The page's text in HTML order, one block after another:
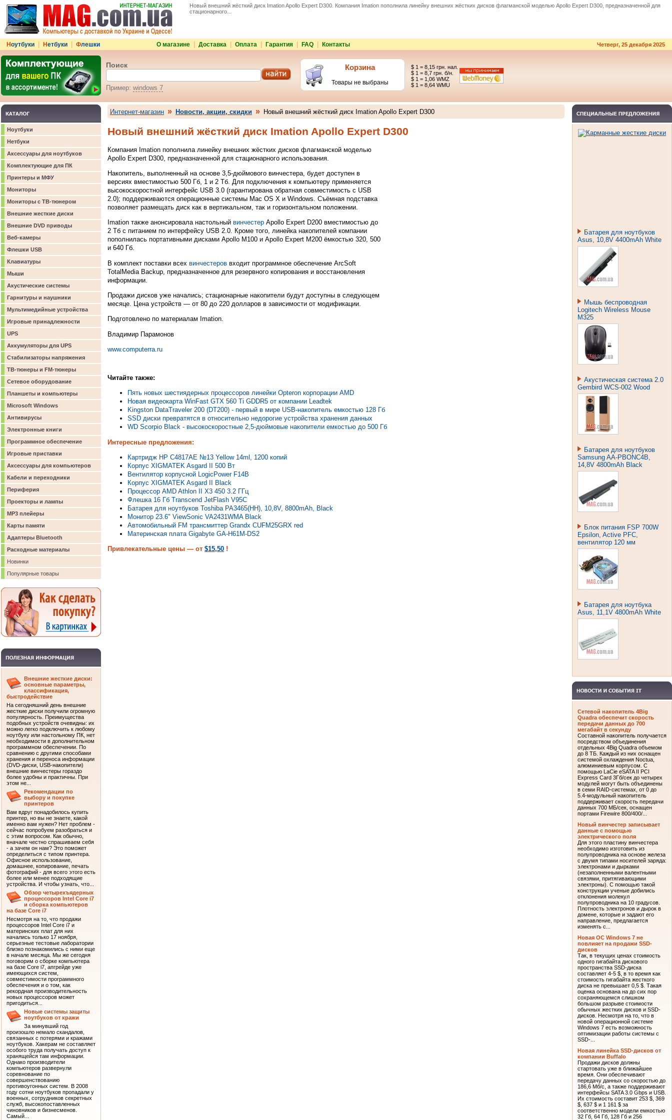
Новый внешний жёсткий диск Imation Apollo Expert D300. Компания Imation пополнила линейку внешних жёстких дисков флагманской моделью Apollo Expert D300, предназначенной для
стационарного...
Н оутбуки Н етбуки Флешки О магазине Доставка Оплата Гарантия FAQ Контакты Четверг, 25 декабря 2025
Поиск
Пример: windows 7
Корзина
Товары не выбраны
$ 1 = 8,15 грн. нал.
$ 1 = 8,7 грн. б/н.
$ 1 = 1,06 WMZ
$ 1 = 8,64 WMU
Интернет-магазин » Новости, акции, скидки » Новый внешний жёсткий диск Imation Apollo Expert D300
Новый внешний жёсткий диск Imation Apollo Expert D300
Компания Imation пополнила линейку внешних жёстких дисков флагманской моделью
Apollo Expert D300, предназначенной для стационарного использования.
Накопитель, выполненный на основе 3,5-дюймового винчестера, будет доступен в
версиях вместимостью 500 Гб, 1 и 2 Тб. Для подключения к компьютеру применяется
высокоскоростной интерфейс USB 3.0 (гарантирована обратная совместимость с USB
2.0); поддерживаются операционные системы Mac OS X и Windows. Съёмная подставка
позволяет размещать диск как в вертикальном, так и горизонтальном положении.
Imation также анонсировала настольный винчестер Apollo Expert D200 вместимостью до
2 Тб с питанием по интерфейсу USB 2.0. Кроме того, линейка накопителей компании
пополнилась портативными дисками Apollo M100 и Apollo Expert M200 ёмкостью 320, 500
и 640 Гб.
В комплект поставки всех винчестеров входит программное обеспечение ArcSoft
TotalMedia Backup, предназначенное для резервного копирования и восстановления
информации.
Продажи дисков уже начались; стационарные накопители будут доступны в следующем
месяце. Цена устройств — от 80 до 220 долларов в зависимости от модификации.
Подготовлено по материалам Imation.
Владимир Парамонов
www.computerra.ru
Читайте также:
Пять новых шестиядерных процессоров линейки Opteron корпорации AMD
Новая видеокарта WinFast GTX 560 Ti GDDR5 от компании Leadtek
Kingston DataTraveler 200 (DT200) - первый в мире USB-накопитель емкостью 128 Гб
SSD диски превратятся в относительно недорогие устройства хранения данных
WD Scorpio Black - высокоскоростные 2,5-дюймовые накопители емкостью до 500 Гб
Интересные предложения:
Картридж HP C4817AE №13 Yellow 14ml, 1200 копий
Корпус XIGMATEK Asgard II 500 Вт
Вентилятор корпусной LogicPower F14B
Корпус XIGMATEK Asgard II Black
Процессор AMD Athlon II X3 450 3.2 ГГц
Флешка 16 Гб Transcend JetFlash V95C
Батарея для ноутбуков Toshiba PA3465(HH), 10,8V, 8800mAh, Black
Монитор 23.6" ViewSonic VA2431WMA Black
Автомобильный FM трансмиттер Grandx CUFM25GRX red
Материнская плата Gigabyte GA-H61M-DS2
Привлекательные цены — от $15,50 !
Ноутбуки
Нетбуки
Аксессуары для ноутбуков
Комплектующие для ПК
Принтеры и МФУ
Мониторы
Мониторы с ТВ-тюнером
Внешние жесткие диски
Внешние DVD приводы
Веб-камеры
Флешки USB
Клавиатуры
Мыши
Акустические системы
Гарнитуры и наушники
Мультимедийные устройства
Игровые принадлежности
UPS
Аккумуляторы для UPS
Стабилизаторы напряжения
ТВ-тюнеры и FM-тюнеры
Сетевое оборудование
Планшеты и компьютеры
Microsoft Windows
Антивирусы
Электронные книги
Программное обеспечение
Игровые приставки
Аксессуары для компьютеров
Кабели и переходники
Периферия
Проекторы и лампы
MP3 плейеры
Карты памяти
Адаптеры Bluetooth
Расходные материалы
Новинки
Популярные товары
Внешние жесткие диски:
основные параметры,
классификация,
быстродействие
На сегодняшний день внешние
жесткие диски получили огромную
популярность. Преимущества
подобных устройств очевидны: их
можно легко подключить к любому
ноутбуку или настольному ПК, нет
необходимости в дополнительном
программном обеспечении. По
сравнению с другими способами
хранения и переноса информации
(DVD-диски, USB-накопители)
внешние винчестеры гораздо
более удобны и практичны. При
этом не...
Рекомендации по
выбору и покупке
принтеров
Вам вдруг понадобилось купить
принтер, но вы не знаете, какой
именно вам нужен? Нет проблем -
сейчас попробуем разобраться и
с этим вопросом. Как обычно,
вначале честно спрашиваем себя
- а зачем он нам? Это поможет
определиться с типом принтера.
Офисное использование,
домашнее, копирование, печать
фотографий - для всего этого есть
более или менее подходящие
устройства. И чтобы узнать, что...
Обзор четырехъядерных
процессоров Intel Core i7
и сборка компьютеров
на базе Core i7
Несмотря на то, что продажи
процессоров Intel Core i7 и
материнских плат для них
начались только 17 ноября,
серьезные тестовые лаборатории
близко познакомились с ними еще
в начале месяца. Мы же сегодня
поговорим о сборке компьютера
на базе Core i7, апгрейде уже
имеющихся систем,
совместимости программного
обеспечения и о том, как
рекордная производительность
новых процессоров может
пригодиться...
Новые системы защиты
ноутбуков от кражи
За минувший год
произошло немало скандалов,
связанных с потерями и кражами
ноутбуков. Хакерам не составляет
особого труда получать доступ к
хранящейся там информации.
Однако производители
компьютеров развернули
соревнование по
совершенствованию
противоугонных систем. В 2008
году сотни ноутбуков пропадали у
военных, сотрудников секретных
служб, высокопоставленных
чиновников и бизнесменов.
Самый...
Батарея для ноутбуков
Asus, 10,8V 4400mAh White
Мышь беспроводная
Logitech Wireless Mouse
M325
Акустическая система 2.0
Gembird WCS-002 Wood
Батарея для ноутбуков
Samsung AA-PBONC4B,
14,8V 4800mAh Black
Блок питания FSP 700W
Epsilon, Active PFC,
вентилятор 120 мм
Батарея для ноутбука
Asus, 11,1V 4800mAh White
Сетевой накопитель 4Big
Quadra обеспечит скорость
передачи данных до 700
мегабайт в секунду
Составной накопитель получается
посредством объединения
отдельных 4Big Quadra объемом
до 8 ТБ. Каждый из них оснащен
системой охлаждения Noctua,
алюминиевым корпусом. С
помощью LaCie eSATA II PCI
Express Card 3Гб/сек до четырех
модулей могут быть объединены
в семи RAID-системах, от 0 до
5.4-модульный накопитель
поддерживает скорость передачи
данных 700 МБ/сек, оснащен
портами Firewire 800/400/...
Новый винчестер записывает
данные с помощью
электрического поля
Для этого пластину винчестера
необходимо изготовить из
полупроводника на основе железа
с двумя типами носителей заряда:
электронами и дырками
(незаполненными валентными
связями, притягивающими
электроны). С помощью такой
конструкции ученые добились
отклонения молекул
полупроводника на 10 градусов.
Плотность электронов и дырок в
домене, которые и задают его
направление, предлагается
изменять с...
Новая ОС Windows 7 не
повлияет на продажи SSD-
дисков
Так, в текущих ценах стоимость
одного гигабайта дискового
пространства SSD-диска
составляет 4-5 $, в то время как
стоимость гигабайта жесткого
диска не превышает 0,5 $. Такая
оценка основана на до сих пор
сохраняющемся слишком
большом разрыве стоимости
обычных жестких дисков и SSD-
дисков. Несмотря на то, что в
новой операционной системе
Windows 7 есть возможность
оптимизации работы системы с
SSD-...
Новая линейка SSD-дисков от
компании Buffalo
Продажи дисков должны
стартовать уже в ближайшее
время. Они обеспечивают
передачу данных со скоростью до
186,6 Мб/с, а также поддерживают
интерфейсы SATA 3.0 Gbps и USB.
Их стоимость составит 253 $, 369
$, 637 $ и 1 161 $ за
соответственно модели емкостью
32 Гб, 64 Гб, 128 Гб и 256